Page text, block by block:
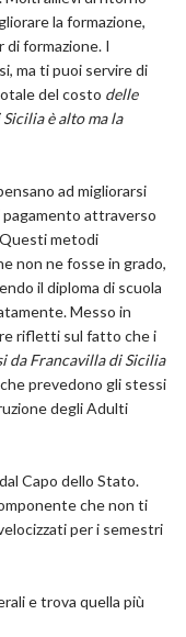
la formazione,
formazione. I
ma ti puoi servire di
del costo delle
è alto ma la
ad migliorarsi
pagamento attraverso
metodi
non ne fosse in grado,
il diploma di scuola
Messo in
rifletti sul fatto che i
da Francavilla di Sicilia
prevedono gli stessi
degli Adulti
Capo dello Stato.
che non ti
per i semestri
e trova quella più